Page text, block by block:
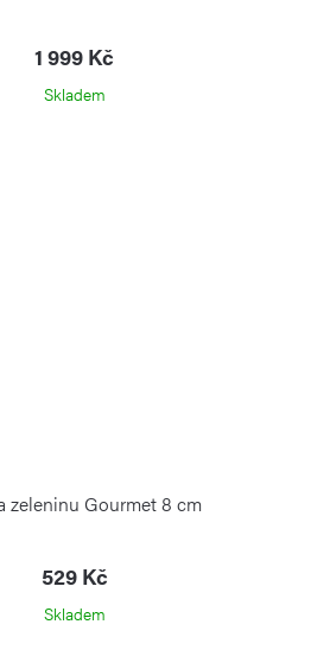
1 999 Kč
Skladem
zeleninu Gourmet 8 cm
529 Kč
Skladem